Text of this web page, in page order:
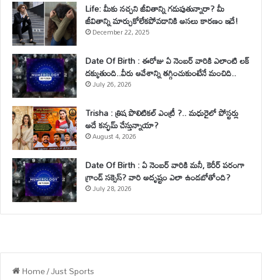
Life: మీకు నచ్చని జీవితాన్ని గడుపుతున్నారా? మీ
జీవితాన్ని మార్చుకోలేకపోవడానికి అసలు కారణం ఇదే!
December 22, 2025
Date Of Birth : ఈరోజు ఏ నెంబర్ వారికి ఎలాంటి లక్
దక్కుతుంది..వీరు ఆవేశాన్ని తగ్గించుకుంటేనే మంచిది..
July 26, 2026
Trisha : త్రిష పొలిటికల్ ఎంట్రీ ?.. మధురైలో పోస్టర్లు
అదే కన్ఫమ్ చేస్తున్నాయా?
August 4, 2026
Date Of Birth : ఏ నెంబర్ వారికి మనీ, కెరీర్ పరంగా
గ్రాండ్ సక్సెస్? వారి అదృష్టం ఎలా ఉండబోతోంది?
July 28, 2026